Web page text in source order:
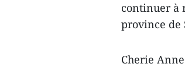
continuer à
province de
Cherie